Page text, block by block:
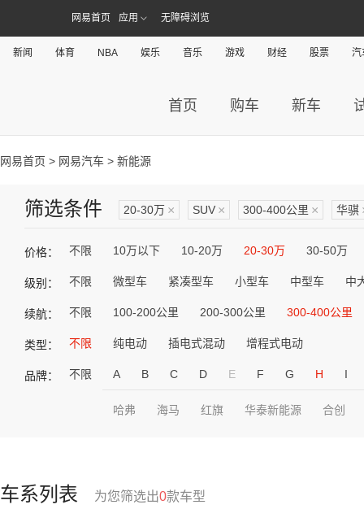
网易首页 应用 无障碍浏览
新闻 体育 NBA 娱乐 音乐 游戏 财经 股票 汽
首页 购车 新车
网易首页 > 网易汽车 > 新能源
筛选条件 20-30万 × SUV × 300-400公里 × 华骐
价格： 不限 10万以下 10-20万 20-30万 30-50万
级别： 不限 微型车 紧凑型车 小型车 中型车 中
续航： 不限 100-200公里 200-300公里 300-400公里
类型： 不限 纯电动 插电式混动 增程式电动
品牌： 不限 A B C D E F G H I
哈弗 海马 红旗 华泰新能源 合创
车系列表 为您筛选出0款车型